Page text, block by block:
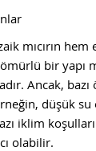
mıcırın
bir yapı
Ancak,
düşük
iklim
olabilir.